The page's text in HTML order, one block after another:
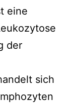
eine
der
sich